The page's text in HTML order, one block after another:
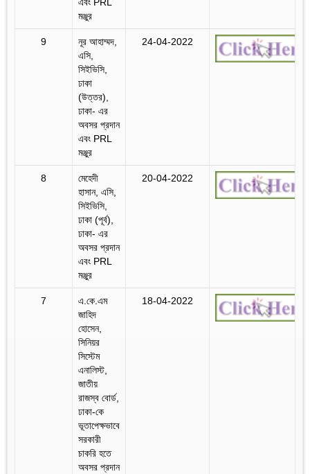
মঞ্জুর
9
নূর আহাম্মদ,
এসি,
সিইভিসি,
ঢাকা
(উত্তর),
ঢাকা- এর
অবসর প্রদান
এবং PRL
মঞ্জুর
24-04-2022
8
মেহেদী
হাসান, এসি,
সিইভিসি,
ঢাকা (পূর্ব),
ঢাকা- এর
অবসর প্রদান
এবং PRL
মঞ্জুর
20-04-2022
7
এ.কে.এম
জাহিদ
হোসেন,
সিনিয়র
সিস্টেম
এনালিস্ট,
জাতীয়
রাজস্ব বোর্ড,
ঢাকা-কে
ভূতাপেক্ষভাবে
সরকারী
চাকরি হতে
অবসর প্রদান
18-04-2022